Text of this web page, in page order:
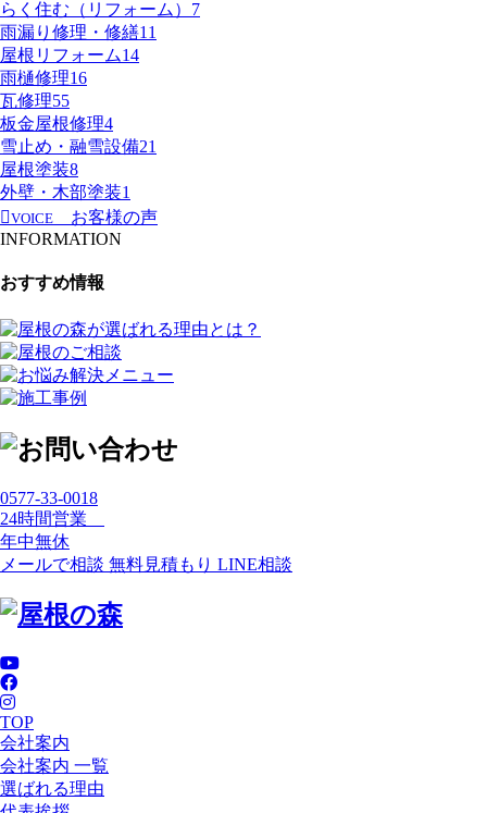
らく住む（リフォーム） 7
雨漏り修理・修繕11
屋根リフォーム14
雨樋修理16
瓦修理55
板金屋根修理4
雪止め・融雪設備21
屋根塗装8
外壁・木部塗装1
VOICE
お客様の声
INFORMATION
おすすめ情報
0577-33-0018
24時間営業
年中無休
メールで相談 無料見積もり LINE相談
TOP
会社案内
会社案内 一覧
選ばれる理由